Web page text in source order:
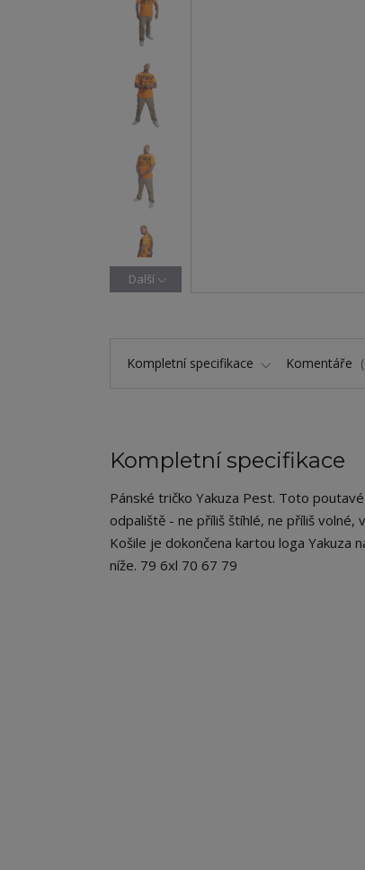
Další
Kompletní specifikace Komentáře
Kompletní specifikace
Pánské tričko Yakuza Pest. Toto
odpaliště - ne příliš štíhlé, ne příliš
Košile je dokončena kartou loga Yakuza
níže. 79 6xl 70 67 79